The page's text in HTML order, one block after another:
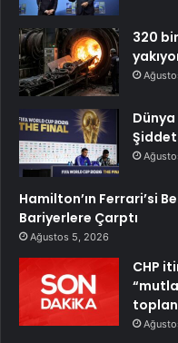
320
Dünya
Hamilton’ın Ferrari’si
Bariyerlere Çarptı
Ağustos 5, 2026
CHP